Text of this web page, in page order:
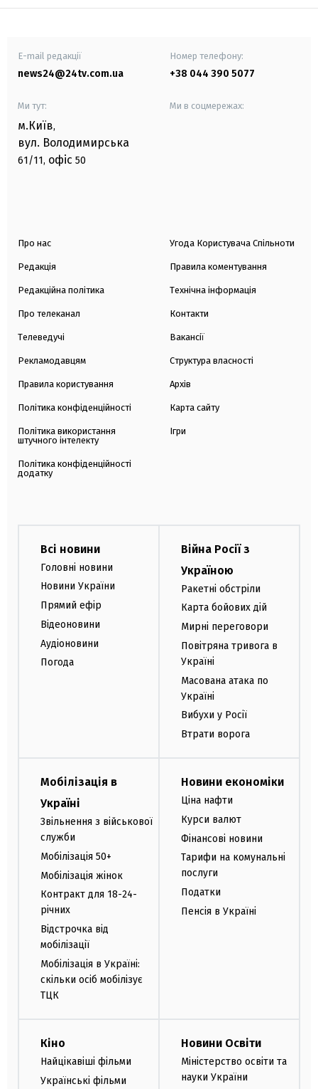
E-mail редакції
news24@24tv.com.ua
Номер телефону:
+38 044 390 5077
Ми тут:
м.Київ,
вул. Володимирська
61/11, офіс 50
Ми в соцмережах:
Про нас
Редакція
Редакційна політика
Про телеканал
Телеведучі
Рекламодавцям
Правила користування
Політика конфіденційності
Політика використання
штучного інтелекту
Політика конфіденційності
додатку
Угода Користувача Спільноти
Правила коментування
Технічна інформація
Контакти
Вакансії
Структура власності
Архів
Карта сайту
Ігри
Всі новини
Головні новини
Новини України
Прямий ефір
Відеоновини
Аудіоновини
Погода
Війна Росії з
Україною
Ракетні обстріли
Карта бойових дій
Мирні переговори
Повітряна тривога в
Україні
Масована атака по
Україні
Вибухи у Росії
Втрати ворога
Мобілізація в
Україні
Звільнення з військової
служби
Мобілізація 50+
Мобілізація жінок
Контракт для 18-24-
річних
Відстрочка від
мобілізації
Мобілізація в Україні:
скільки осіб мобілізує
ТЦК
Новини економіки
Ціна нафти
Курси валют
Фінансові новини
Тарифи на комунальні
послуги
Податки
Пенсія в Україні
Кіно
Найцікавіші фільми
Українські фільми
Новини Освіти
Міністерство освіти та
науки України